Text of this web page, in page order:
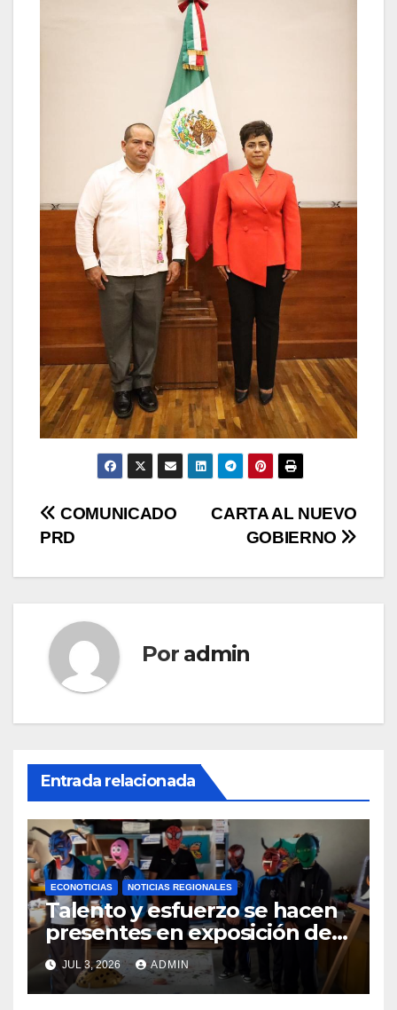
Navegación
CARTA AL NUEVO
GOBIERNO
COMUNICADO
PRD
Por admin
Entrada relacionada
ECONOTICIAS NOTICIAS REGIONALES
Talento y esfuerzo se hacen
presentes en exposición de
arte escolar del Cenao
JUL 3, 2026 ADMIN